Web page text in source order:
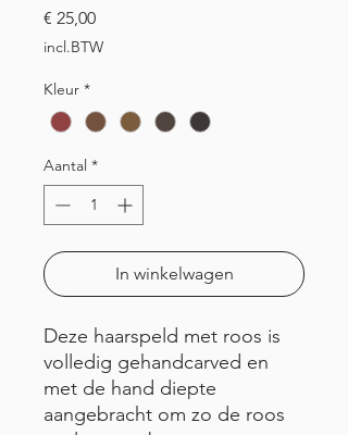
€ 25,00Prijs
incl.BTW
Kleur *
Aantal *
In winkelwagen
Deze haarspeld met roos is
volledig gehandcarved en
met de hand diepte
aangebracht om zo de roos